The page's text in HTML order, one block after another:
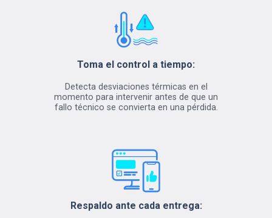
Toma el control a tiempo:
Detecta desviaciones térmicas en el
momento para intervenir antes de que un
fallo técnico se convierta en una pérdida.
Respaldo ante cada entrega: